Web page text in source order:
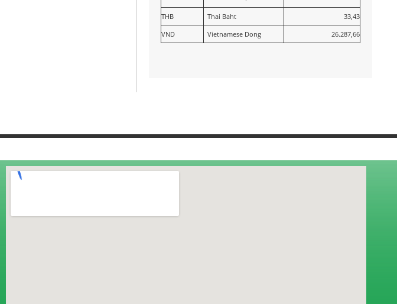
THB Thai Baht
33,43
VND
Vietnamese Dong 26.287,66